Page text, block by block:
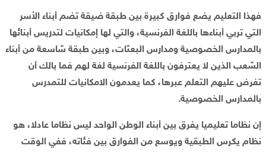
فهذا التعليم يضع فوارق كبيرة بين طبقة ضيقة تضم أبناء الأسر
التي تربي أبناءها باللغة الفرنسية، والتي لها إمكانيات لتدريس أبنائها
بالمدارس الخصوصية ومدارس البعثات، وبين طبقة شاسعة من أبناء
الشعب الذين لا يعترفون باللغة الفرنسية لغة لهم فما بالك أن
تفرض عليهم التعلم عبرها، كما يعدمون الامكانيات للتمدرس
بالمدارس الخصوصية.
إن نظاما تعليميا يفرق بين أبناء الوطن الواحد ليس نظاما عادلا، هو
نظام يكرس الطبقية ويوسع من الفوارق بين فئاته، ففي الوقت